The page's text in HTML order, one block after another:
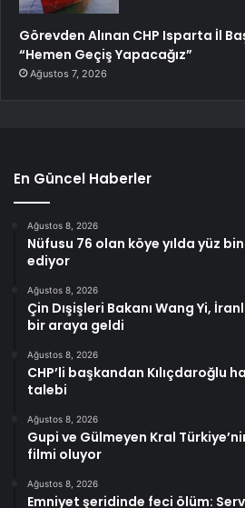
Görevden Alınan CHP Isparta İl
“Hemen Geçiş Yapacağız”
Ağustos 7, 2026
En Güncel Haberler
Ağustos 8, 2026
Nüfusu 76 olan köye yılda yüz
ediyor
Ağustos 8, 2026
Çin Dışişleri Bakanı Wang Yi,
bir araya geldi
Ağustos 8, 2026
CHP’li başkandan Kılıçdaroğlu
talebi
Ağustos 8, 2026
Gupi ve Gülmeyen Kral
filmi oluyor
Ağustos 8, 2026
Emniyet şeridinde feci ölüm: